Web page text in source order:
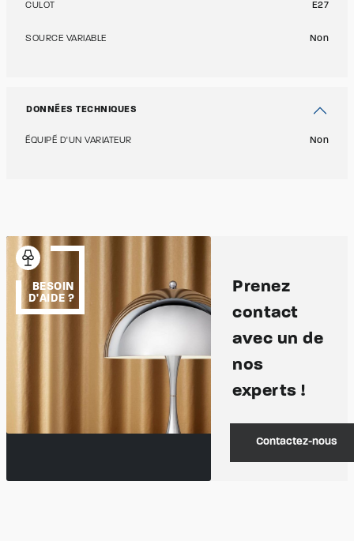
CULOT E27
SOURCE VARIABLE Non
DONNÉES TECHNIQUES
ÉQUIPÉ D'UN VARIATEUR Non
BESOIN
D'AIDE ?
Prenez
contact
avec un de
nos
experts !
Contactez-nous